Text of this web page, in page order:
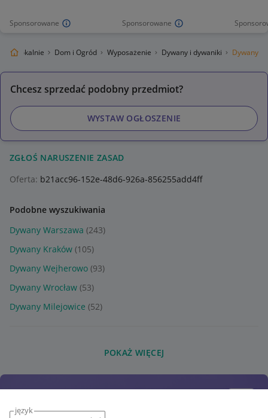
język
Sponsorowane Sponsorowane
Lokalnie Dom i Ogród Wyposażenie Dywany i dywaniki Dywany
Chcesz sprzedać podobny przedmiot?
WYSTAW OGŁOSZENIE
ZGŁOŚ NARUSZENIE ZASAD
Oferta: b21acc96-152e-48d6-926a-856255add4ff
Podobne wyszukiwania
Dywany Warszawa (243)
Dywany Kraków (105)
Dywany Wejherowo (93)
Dywany Wrocław (53)
Dywany Milejowice (52)
POKAŻ WIĘCEJ